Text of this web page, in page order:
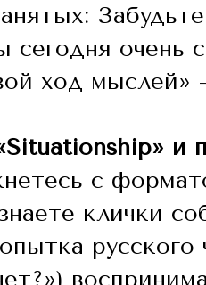
сегодня очень
ход мыслей»
и
с
клички
русского